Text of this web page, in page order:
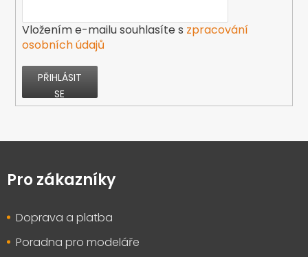
Vložením e-mailu souhlasíte s zpracování
osobních údajů
PŘIHLÁSIT
SE
Z
pPro zákazníky
Doprava a platba
Poradna pro modeláře